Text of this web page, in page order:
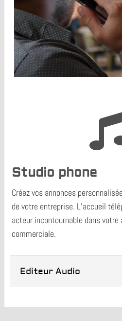
Studio phone
Créez vos annonces
de votre entreprise. L’accueil
acteur incontournable dans
commerciale.
Editeur Audio